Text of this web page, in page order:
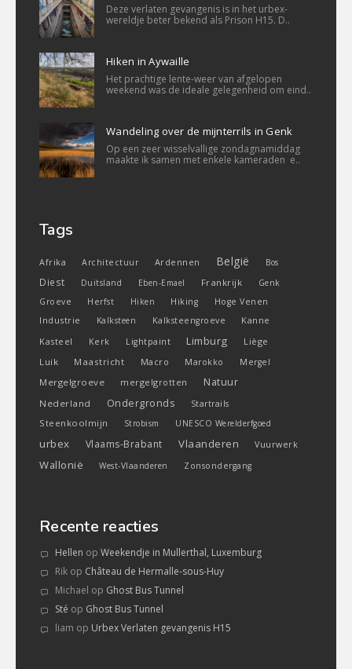
Deze verlaten gevangenis is in het urbex-
wereldje beter bekend als Prison H15. D..
Hiken in Aywaille
Het prachtige lente-weer van afgelopen
weekend was de ideale gelegenheid om eind..
Wandeling over de mijnterrils in Genk
Op een zeer wisselvallige zondagnamiddag
maakte ik samen met enkele kameraden e..
Tags
Afrika Architectuur Ardennen België Bos
Diest Duitsland Eben-Emael Frankrijk
Genk
Groeve
Herfst Hiken Hiking Hoge Venen
Industrie Kalksteen Kalksteengroeve
Kanne
Kasteel
Kerk Lightpaint Limburg
Liège
Luik
Maastricht Macro Marokko Mergel
Mergelgroeve mergelgrotten Natuur
Nederland Ondergronds Startrails
Steenkoolmijn Strobism UNESCO Werelderfgoed
urbex Vlaams-Brabant Vlaanderen Vuurwerk
Wallonië West-Vlaanderen Zonsondergang
Recente reacties
Hellen op Weekendje in Mullerthal, Luxemburg
Rik op Château de Hermalle-sous-Huy
Michael op Ghost Bus Tunnel
Sté op Ghost Bus Tunnel
liam op Urbex Verlaten gevangenis H15